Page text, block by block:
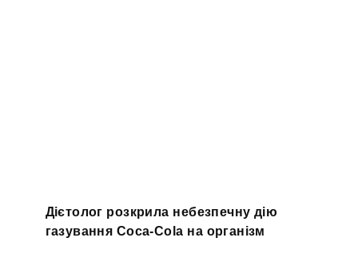
Дієтолог розкрила небезпечну дію
газування Coca-Cola на організм